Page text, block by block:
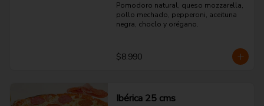
Pomodoro natural, queso mozzarella,
pollo mechado, pepperoni, aceituna
negra, choclo y orégano.
$8.990
Ibérica 25 cms